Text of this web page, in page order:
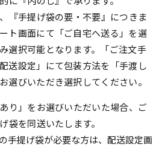
『手提げ袋の要・不要』につきま
ト画面にて「ご自宅へ送る」を選
選択可能となります。「ご注文手
送設定」にて包装方法を「手渡し
選びいただき選択してください。
り」をお選びいただいた場合、ご
袋を同送いたします。
手提げ袋が必要な方は、配送設定画